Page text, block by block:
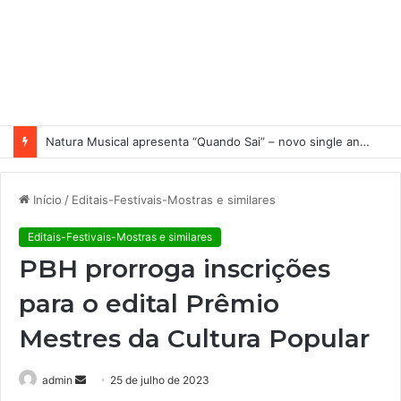
Natura Musical apresenta “Quando Sai” – novo single antecipa estreia do primeiro álbum solo de Elisa Maia
Início / Editais-Festivais-Mostras e similares
Editais-Festivais-Mostras e similares
PBH prorroga inscrições
para o edital Prêmio
Mestres da Cultura Popular
admin 25 de julho de 2023